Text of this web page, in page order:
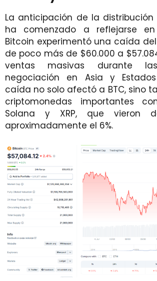
La anticipación de la distribución
ha comenzado a reflejarse
Bitcoin experimentó una caída del
de poco más de $60.000 a
ventas masivas durante
negociación en Asia y
caída no solo afectó a BTC, sino
criptomonedas importantes
Solana y XRP, que vieron
aproximadamente el 6%.